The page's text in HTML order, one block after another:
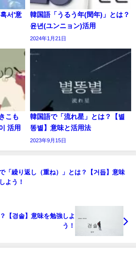
서'意
韓国語「うるう年(閏年)」とは？
윤년(ユンニョン)活用
2024年1月21日
こも
活用
韓国語で「流れ星」とは？【별
똥별】意味と活用法
2023年9月15日
「繰り返し（重ね）」とは？【거듭】意味
よう！
【경솔】意味を勉強しよ
う！